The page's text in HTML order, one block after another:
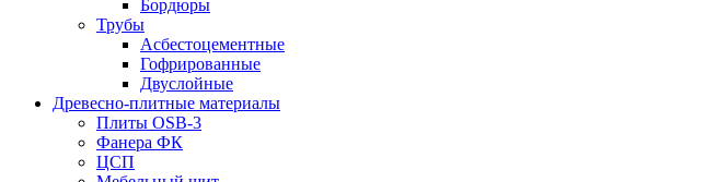
Бордюры
Трубы
Асбестоцементные
Гофрированные
Двуслойные
Древесно-плитные материалы
Плиты OSB-3
Фанера ФК
ЦСП